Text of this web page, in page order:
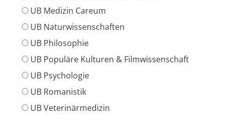
UB Medizin Careum
UB Naturwissenschaften
UB Philosophie
UB Populäre Kulturen & Filmwissenschaft
UB Psychologie
UB Romanistik
UB Veterinärmedizin